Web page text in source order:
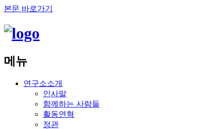
본문 바로가기
메뉴
연구소소개
인사말
함께하는 사람들
활동연혁
정관